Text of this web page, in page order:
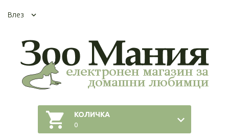
Влез
КОЛИЧКА
0